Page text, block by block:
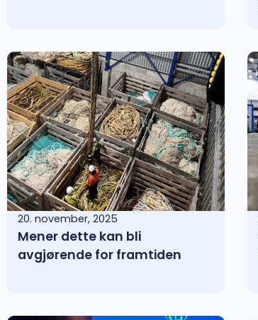
20. november, 2025
Mener dette kan bli
avgjørende for framtiden